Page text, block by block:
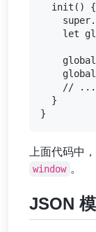
  init() {
let
    // ...
  }
上面代码中，
window 。
JSON